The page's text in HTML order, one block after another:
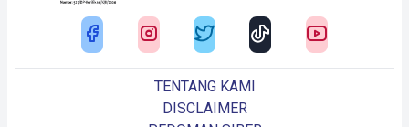
TENTANG KAMI
DISCLAIMER